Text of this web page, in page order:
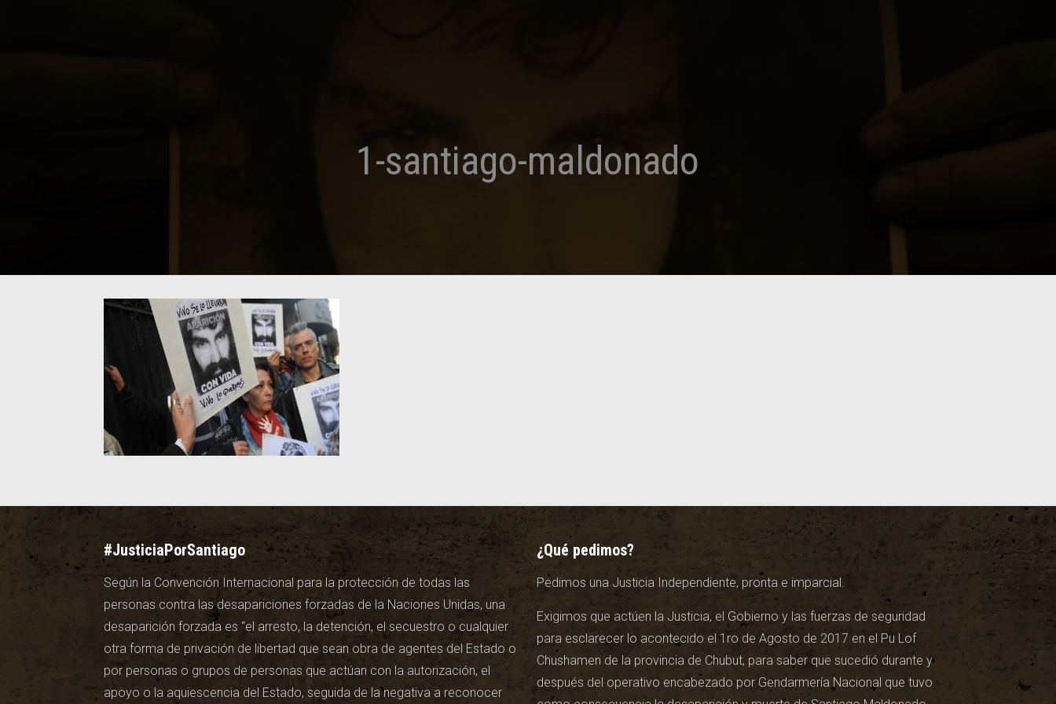
1-santiago-maldonado
#JusticiaPorSantiago
Según la Convención Internacional para la protección de todas las
personas contra las desapariciones forzadas de la Naciones Unidas, una
desaparición forzada es “el arresto, la detención, el secuestro o cualquier
otra forma de privación de libertad que sean obra de agentes del Estado o
por personas o grupos de personas que actúan con la autorización, el
apoyo o la aquiescencia del Estado, seguida de la negativa a reconocer
¿Qué pedimos?
Pedimos una Justicia Independiente, pronta e imparcial.
Exigimos que actúen la Justicia, el Gobierno y las fuerzas de seguridad
para esclarecer lo acontecido el 1ro de Agosto de 2017 en el Pu Lof
Chushamen de la provincia de Chubut, para saber que sucedió durante y
después del operativo encabezado por Gendarmería Nacional que tuvo